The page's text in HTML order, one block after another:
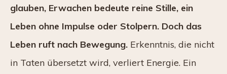
glauben, Erwachen bedeute reine Stille, ein
Leben ohne Impulse oder Stolpern. Doch das
Leben ruft nach Bewegung. Erkenntnis, die nicht
in Taten übersetzt wird, verliert Energie. Ein